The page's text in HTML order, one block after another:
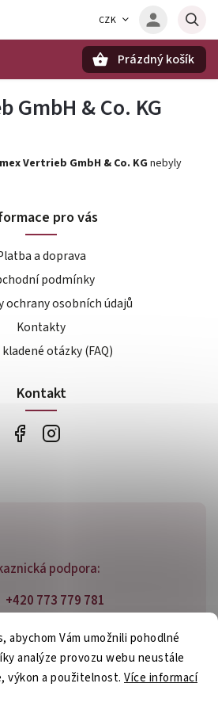
abychom Vám umožnili pohodlné
analýze provozu webu neustále
výkon a použitelnost. Více informací
CZK
Prázdný košík
GmbH & Co. KG
Vertrieb GmbH & Co. KG nebyly
podpora:
+420 773 779 781
info@bossfood.cz
pro vás
a doprava
podmínky
ochrany osobních údajů
Kontakty
otázky (FAQ)
Kontakt